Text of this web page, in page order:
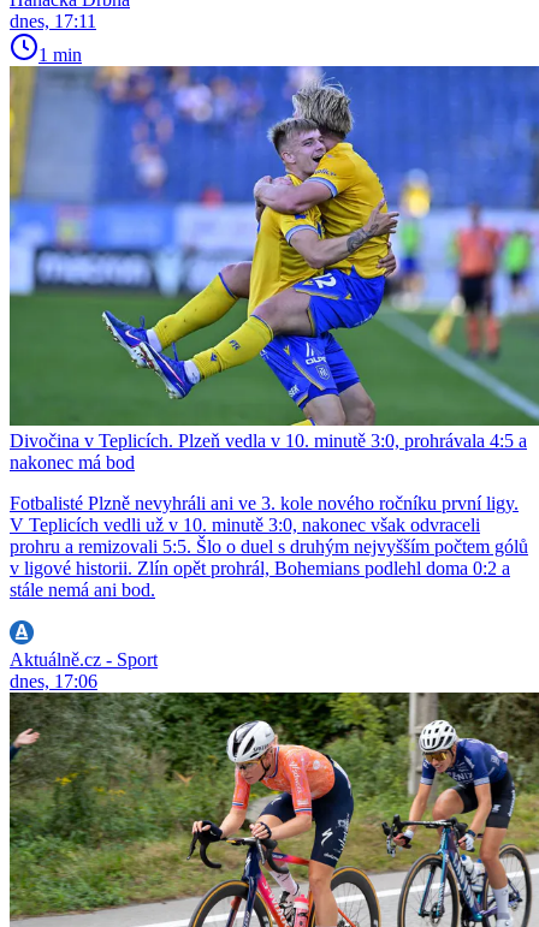
dnes, 17:11
1 min
Divočina v Teplicích. Plzeň vedla v 10. minutě 3:0, prohrávala 4:5 a
nakonec má bod
Fotbalisté Plzně nevyhráli ani ve 3. kole nového ročníku první ligy.
V Teplicích vedli už v 10. minutě 3:0, nakonec však odvraceli
prohru a remizovali 5:5. Šlo o duel s druhým nejvyšším počtem gólů
v ligové historii. Zlín opět prohrál, Bohemians podlehl doma 0:2 a
stále nemá ani bod.
Aktuálně.cz - Sport
dnes, 17:06